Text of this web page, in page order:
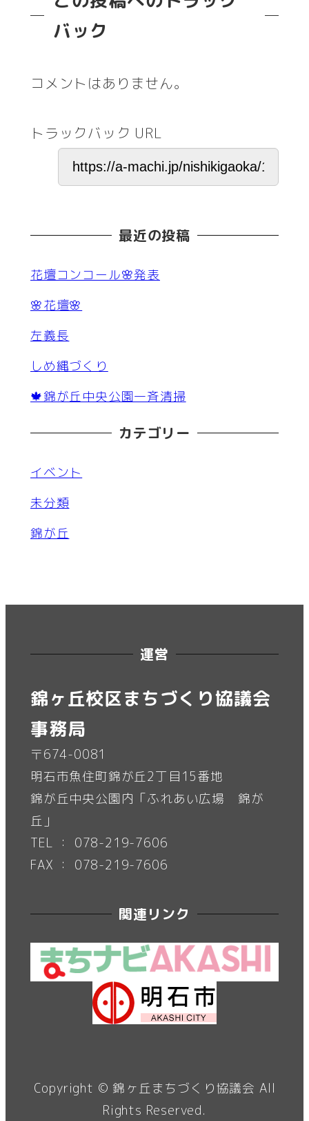
バック
コメントはありません。
トラックバック URL
最近の投稿
花壇コンコール🌸発表
🌸花壇🌸
左義長
しめ縄づくり
🍁錦が丘中央公園一斉清掃
カテゴリー
イベント
未分類
錦が丘
運営
錦ヶ丘校区まちづくり協議会
事務局
〒674-0081
明石市魚住町錦が丘2丁目15番地
錦が丘中央公園内「ふれあい広場 錦が
丘」
TEL ： 078-219-7606
FAX ： 078-219-7606
関連リンク
Copyright © 錦ヶ丘まちづくり協議会 All
Rights Reserved.